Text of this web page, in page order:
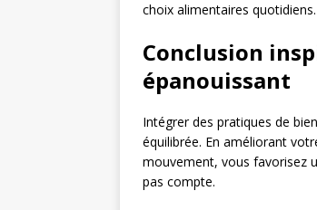
choix alimentaires quotidiens.
Conclusion
épanouissant
Intégrer des pratiques de
équilibrée. En améliorant
mouvement, vous favorisez
pas compte.